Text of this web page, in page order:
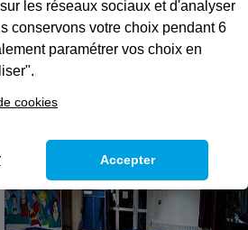
grand froid
les réseaux sociaux et d'analyser
conservons votre choix pendant 6
paramétrer vos choix en
cookies
Accepter